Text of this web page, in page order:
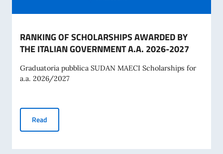
RANKING OF SCHOLARSHIPS AWARDED BY
THE ITALIAN GOVERNMENT A.A. 2026-2027
Graduatoria pubblica SUDAN MAECI Scholarships for
a.a. 2026/2027
Read